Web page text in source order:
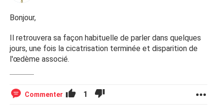
Bonjour,
Il retrouvera sa façon habituelle de parler dans quelques
jours, une fois la cicatrisation terminée et disparition de
l'œdème associé.
Commenter 1